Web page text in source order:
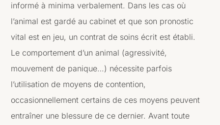
informé à minima verbalement. Dans les cas où
l’animal est gardé au cabinet et que son pronostic
vital est en jeu, un contrat de soins écrit est établi.
Le comportement d’un animal (agressivité,
mouvement de panique…) nécessite parfois
l’utilisation de moyens de contention,
occasionnellement certains de ces moyens peuvent
entraîner une blessure de ce dernier. Avant toute